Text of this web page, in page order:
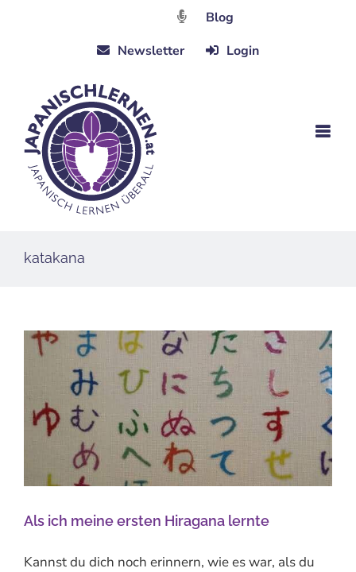
Blog
Newsletter
Login
katakana
Als ich meine ersten Hiragana lernte
Kannst du dich noch erinnern, wie es war, als du